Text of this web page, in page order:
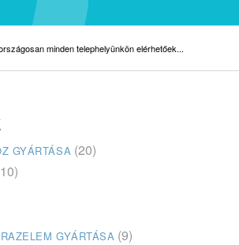
minden telephelyünkön elérhetőek...
GYÁRTÁSA (20)
GYÁRTÁSA (9)